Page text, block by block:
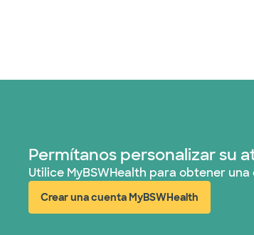
Permítanos personalizar su
Utilice MyBSWHealth para obtener
Crear una cuenta MyBSWHealth
(abre en ventana nueva)